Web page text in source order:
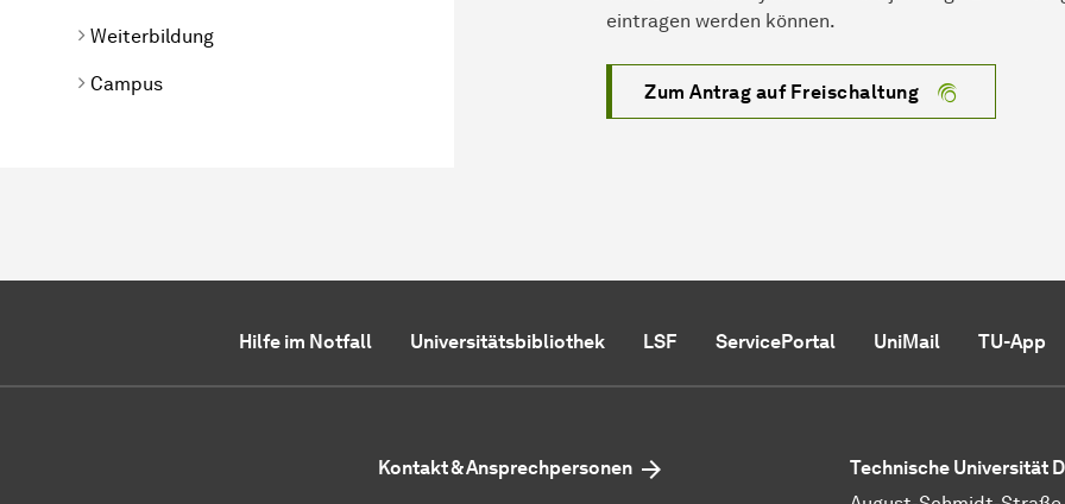
Weiterbildung
Campus
eintragen werden können.
Zum Antrag auf Freischaltung
Hilfe im Notfall Universitätsbibliothek LSF ServicePortal UniMail TU-App
Kontakt & Ansprechpersonen
Technische Universität